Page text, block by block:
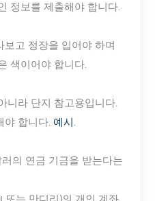
정보를 제출해야 합니다.
고 정장을 입어야 하며
색이어야 합니다.
니라 단지 참고용입니다.
야 합니다.예시.
의 연금 기금을 받는다는